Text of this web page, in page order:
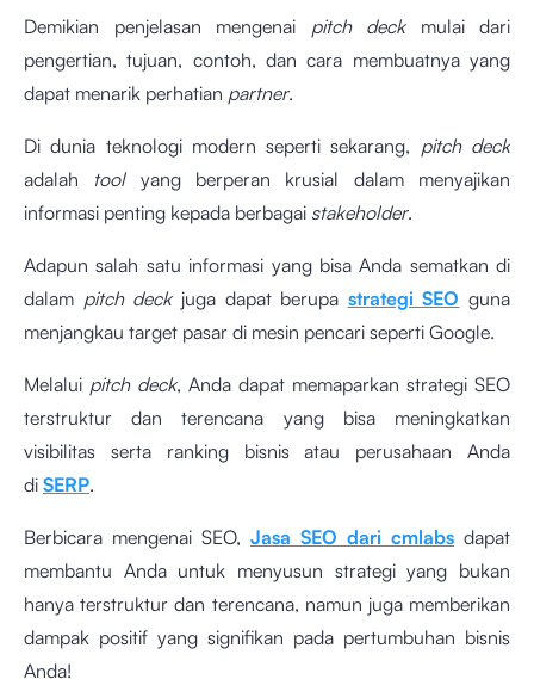
Demikian penjelasan mengenai pitch deckmulai dari
pengertian, tujuan, contoh, dan cara membuatnya yang
dapat menarik perhatian partner.
Di dunia teknologi modern seperti sekarang, pitch deck
adalah tool yang berperan krusial dalam menyajikan
informasi penting kepada berbagai stakeholder.
Adapun salah satu informasi yang bisa Anda sematkan di
dalam pitch deck juga dapat berupa strategi SEO guna
menjangkau target pasar di mesin pencari seperti Google.
Melalui pitch deck, Anda dapat memaparkan strategi SEO
terstruktur dan terencana yang bisa meningkatkan
visibilitas serta ranking bisnis atau perusahaan Anda
di SERP.
Berbicara mengenai SEO, Jasa SEO dari cmlabs dapat
membantu Anda untuk menyusun strategi yang bukan
hanya terstruktur dan terencana, namun juga memberikan
dampak positif yang signifikan pada pertumbuhan bisnis
Anda!